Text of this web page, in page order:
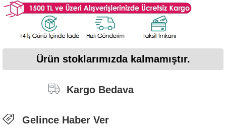
Ürün stoklarımızda kalmamıştır.
Kargo Bedava
Gelince Haber Ver